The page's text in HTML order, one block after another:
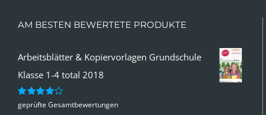
AM BESTEN BEWERTETE PRODUKTE
Arbeitsblätter & Kopiervorlagen Grundschule
Klasse 1-4 total 2018
Bewertet
geprüfte Gesamtbewertungen